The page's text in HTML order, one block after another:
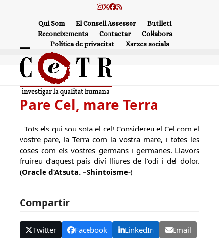
Instagram
Twitter
Facebook
RSS
Qui Som El Consell Assessor
Butlletí
Reconeixements
Contactar
Col·labora
Política de privacitat
Xarxes socials
Open
mobile
menu
Close
mobile
menu
Pare Cel, mare Terra
Tots els qui sou sota el cel! Considereu el Cel com el
vostre pare, la Terra com la vostra mare, i totes les
coses com els vostres germans i germanes. Llavors
fruireu d’aquest país diví lliures de l’odi i del dolor.
(Oracle d’Atsuta. –Shintoisme-)
Compartir
Twitter Facebook LinkedIn Email